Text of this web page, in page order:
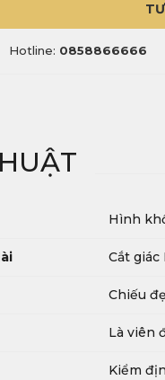
Hotline: 0858866666
Hình
Cắt giác
Chiếu
Là viên
Kiểm